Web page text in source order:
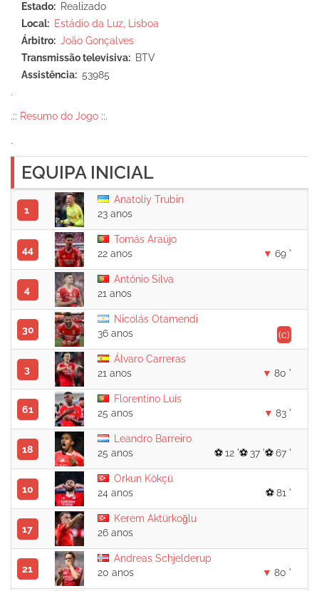
Estado
Realizado
Local
Estádio da Luz, Lisboa
Árbitro
João Gonçalves
Transmissão televisiva
BTV
Assistência
53985
.
.:: Resumo do Jogo ::.
.
EQUIPA INICIAL
1
Anatoliy Trubin
23 anos
44
Tomás Araújo
22 anos
69 '
4
António Silva
21 anos
30
Nicolás Otamendi
(c)
36 anos
3
Álvaro Carreras
21 anos
80 '
61
Florentino Luís
25 anos
83 '
18
Leandro Barreiro
25 anos
67 '
37 '
12 '
10
Orkun Kökçü
24 anos
81 '
17
Kerem Aktürkoğlu
26 anos
21
Andreas Schjelderup
20 anos
80 '